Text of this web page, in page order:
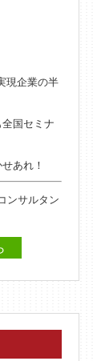
現企業の半
国セミナ
あれ！
ンサルタン